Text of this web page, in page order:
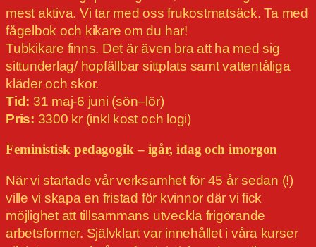
mest aktiva. Vi tar med oss frukostmatsäck. Ta med
fågelbok och kikare om du har!
Tubkikare finns. Det är även bra att ha med sig
sittunderlag/ hopfällbar sittplats samt vattentåliga
kläder och skor.
Tid: 31 maj-6 juni (sön–lör)
Pris: 3300 kr (inkl kost och logi)
Feministisk pedagogik – igår, idag och imorgon
När vi startade vår verksamhet för 45 år sedan (!)
ville vi skapa en fristad för kvinnor där vi fick
möjlighet att tillsammans utveckla frigörande
arbetsformer. Självklart var innehållet i våra kurser